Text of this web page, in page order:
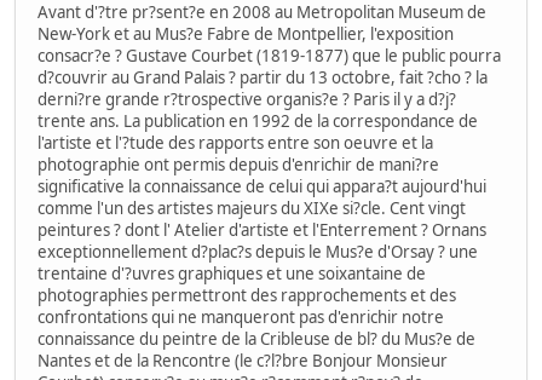
Avant d'?tre pr?sent?e en 2008 au Metropolitan Museum de
New-York et au Mus?e Fabre de Montpellier, l'exposition
consacr?e ? Gustave Courbet (1819-1877) que le public pourra
d?couvrir au Grand Palais ? partir du 13 octobre, fait ?cho ? la
derni?re grande r?trospective organis?e ? Paris il y a d?j?
trente ans. La publication en 1992 de la correspondance de
l'artiste et l'?tude des rapports entre son oeuvre et la
photographie ont permis depuis d'enrichir de mani?re
significative la connaissance de celui qui appara?t aujourd'hui
comme l'un des artistes majeurs du XIXe si?cle. Cent vingt
peintures ? dont l' Atelier d'artiste et l'Enterrement ? Ornans
exceptionnellement d?plac?s depuis le Mus?e d'Orsay ? une
trentaine d'?uvres graphiques et une soixantaine de
photographies permettront des rapprochements et des
confrontations qui ne manqueront pas d'enrichir notre
connaissance du peintre de la Cribleuse de bl? du Mus?e de
Nantes et de la Rencontre (le c?l?bre Bonjour Monsieur